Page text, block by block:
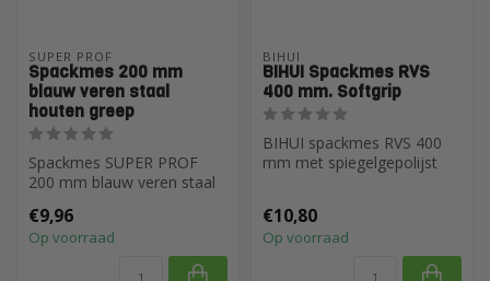
SUPER PROF
Spackmes 200 mm
blauw veren staal
houten greep
Spackmes SUPER PROF
200 mm blauw veren staal
€9,96
Op voorraad
BIHUI
BIHUI Spackmes RVS
400 mm. Softgrip
BIHUI spackmes RVS 400
mm met spiegelgepolijst
€10,80
Op voorraad